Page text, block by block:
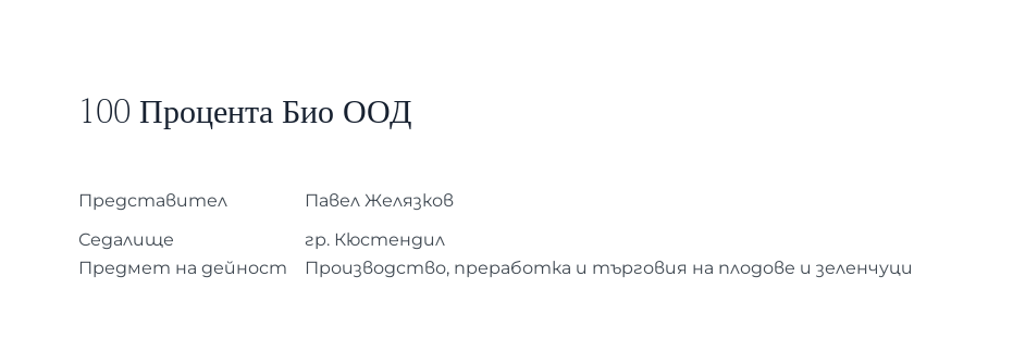
100 Процента Био ООД
Представител
Павел Желязков
Седалище
гр. Кюстендил
Предмет на дейност
Производство, преработка и търговия на плодове и зеленчуци